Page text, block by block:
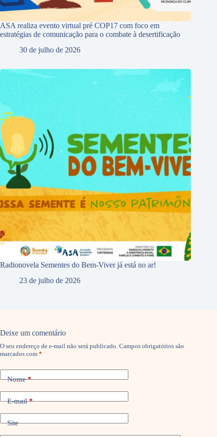
ASA realiza evento virtual pré COP17 com foco em
estratégias de comunicação para o combate à desertificação
30 de julho de 2026
Radionovela Sementes do Bem-Viver já está no ar!
23 de julho de 2026
Deixe um comentário
O seu endereço de e-mail não será publicado. Campos obrigatórios são
marcados com *
Nome*
E-mail*
Site